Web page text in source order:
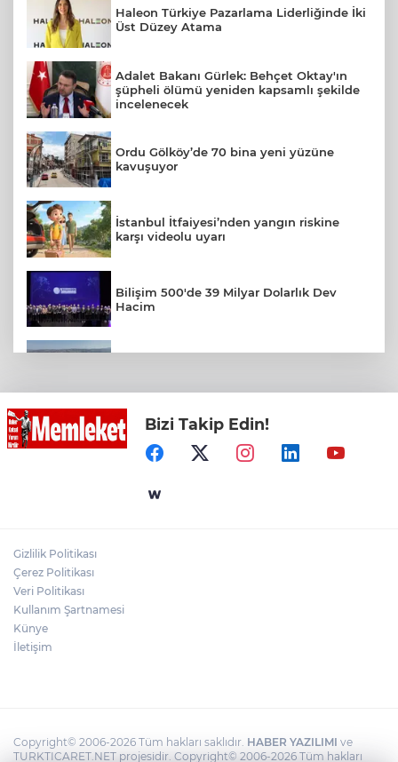
Haleon Türkiye Pazarlama Liderliğinde İki
Üst Düzey Atama
Adalet Bakanı Gürlek: Behçet Oktay'ın
şüpheli ölümü yeniden kapsamlı şekilde
incelenecek
Ordu Gölköy’de 70 bina yeni yüzüne
kavuşuyor
İstanbul İtfaiyesi’nden yangın riskine
karşı videolu uyarı
Bilişim 500'de 39 Milyar Dolarlık Dev
Hacim
İzmir Bornova’da doğal lezzetler halkla
buluşuyor
Sultanköy’ün gururu Ali Karakaş
Bizi Takip Edin!
Gizlilik Politikası
Çerez Politikası
Veri Politikası
Kullanım Şartnamesi
Künye
İletişim
Copyright© 2006-2026 Tüm hakları saklıdır. HABER YAZILIMI ve
TURKTICARET.NET projesidir. Copyright© 2006-2026 Tüm hakları